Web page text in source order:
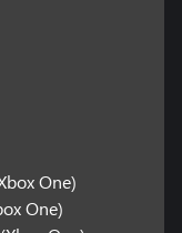
One)
One)